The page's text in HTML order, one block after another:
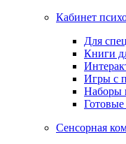
Кабинет
Для
Книги
Игры с
Наборы
Сенсорная